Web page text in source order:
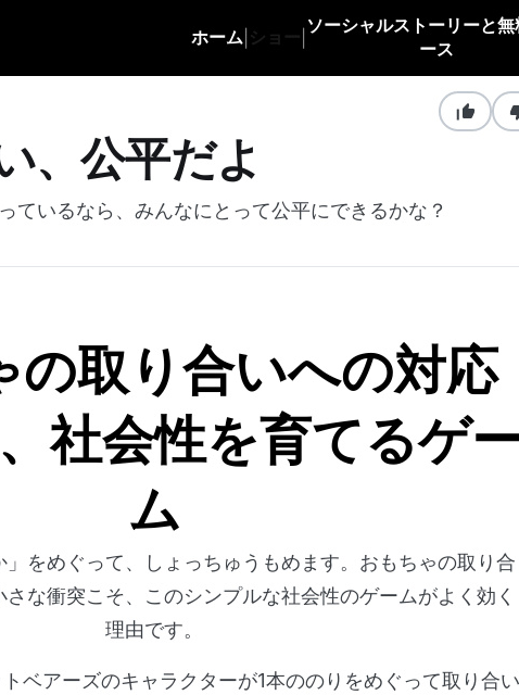
ホーム ショー
ソーシャルストーリーと無
ース
、公平だよ
ているなら、みんなにとって公平にできるかな？
の取り合いへの対応
社会性を育てるゲ
ム
をめぐって、しょっちゅうもめます。おもちゃの取り合
な衝突こそ、このシンプルな社会性のゲームがよく効く
理由です。
ベアーズのキャラクターが1本ののりをめぐって取り合い